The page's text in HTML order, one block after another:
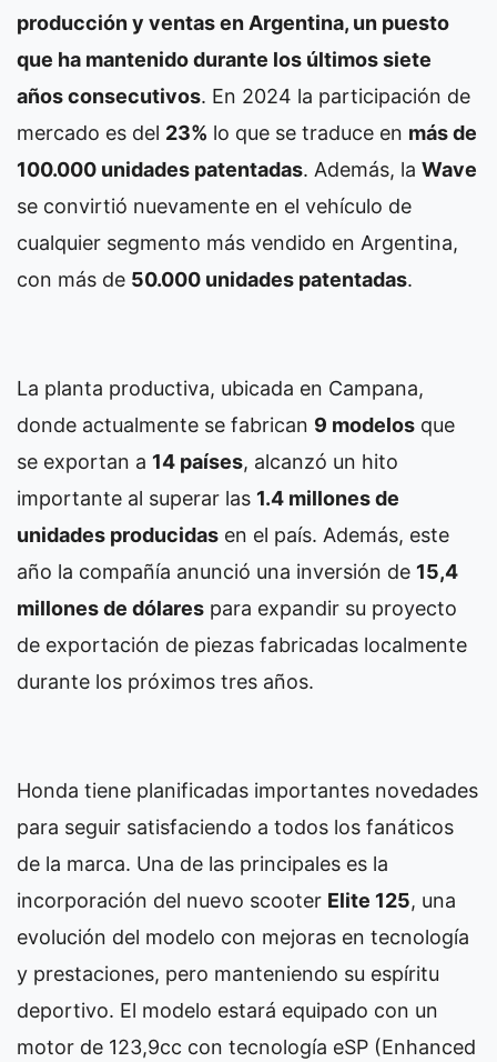
producción y ventas en Argentina, un puesto
que ha mantenido durante los últimos siete
años consecutivos. En 2024 la participación de
mercado es del 23% lo que se traduce en más de
100.000 unidades patentadas. Además, la Wave
se convirtió nuevamente en el vehículo de
cualquier segmento más vendido en Argentina,
con más de 50.000 unidades patentadas.
La planta productiva, ubicada en Campana,
donde actualmente se fabrican 9 modelos que
se exportan a 14 países, alcanzó un hito
importante al superar las 1.4 millones de
unidades producidas en el país. Además, este
año la compañía anunció una inversión de 15,4
millones de dólares para expandir su proyecto
de exportación de piezas fabricadas localmente
durante los próximos tres años.
Honda tiene planificadas importantes novedades
para seguir satisfaciendo a todos los fanáticos
de la marca. Una de las principales es la
incorporación del nuevo scooter Elite 125, una
evolución del modelo con mejoras en tecnología
y prestaciones, pero manteniendo su espíritu
deportivo. El modelo estará equipado con un
motor de 123,9cc con tecnología eSP (Enhanced